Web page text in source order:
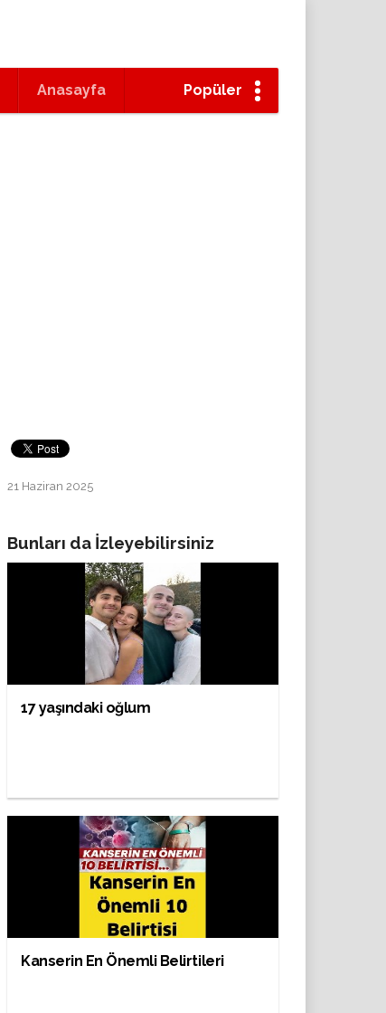
Anasayfa Popüler
21 Haziran 2025
Bunları da İzleyebilirsiniz
17 yaşındaki oğlum
Kanserin En Önemli Belirtileri